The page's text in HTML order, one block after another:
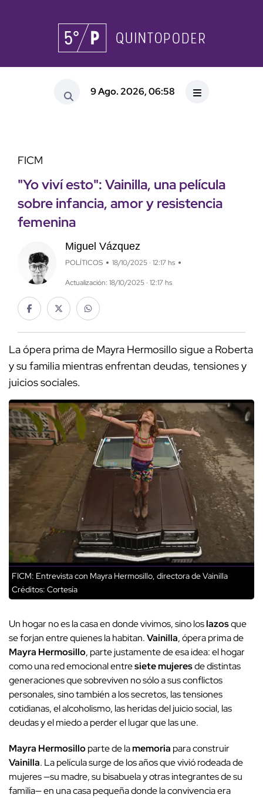
9 Ago. 2026, 06:58
FICM
"Yo viví esto": Vainilla, una película
sobre infancia, amor y resistencia
femenina
Miguel Vázquez
POLÍTICOS 18/10/2025 · 12:17 hs
Actualización: 18/10/2025 · 12:17 hs
La ópera prima de Mayra Hermosillo sigue a Roberta
y su familia mientras enfrentan deudas, tensiones y
juicios sociales.
FICM: Entrevista con Mayra Hermosillo, directora de Vainilla
Créditos: Cortesía
Un hogar no es la casa en donde vivimos, sino loslazosque
se forjan entre quienes la habitan.Vainilla, ópera prima de
Mayra Hermosillo, parte justamente de esa idea: el hogar
como una red emocional entresiete mujeresde distintas
generaciones que sobreviven no sólo a sus conflictos
personales, sino también a los secretos, las tensiones
cotidianas, el alcoholismo, las heridas del juicio social, las
deudas y el miedo a perder el lugar que las une.
Mayra Hermosilloparte de lamemoria para construir
Vainilla. La película surge de los años que vivió rodeada de
mujeres —su madre, su bisabuela y otras integrantes de su
familia— en una casa pequeña donde la convivencia era